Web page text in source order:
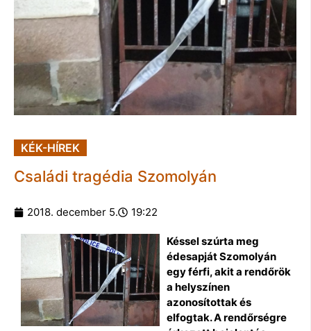
KÉK-HÍREK
Családi tragédia Szomolyán
2018. december 5. 19:22
Késsel szúrta meg
édesapját Szomolyán
egy férfi, akit a rendőrök
a helyszínen
azonosítottak és
elfogtak. A rendőrségre